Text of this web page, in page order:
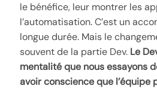
le bénéfice, leur montrer les
l’automatisation. C’est un
longue durée. Mais le
souvent de la partie Dev. Le
mentalité que nous essayons
avoir conscience que l’équipe